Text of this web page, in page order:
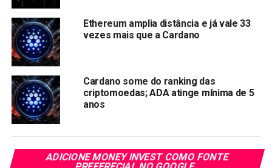
tokens
Analistas acreditam que a capitalização da Cardano
desabou após o fundador Charles Hoskinson, afirmar que
a rede não vai
Hoskinson, acredita que essa ação estaria
“destruindo o
dinheiro
você ganhe um pouco mais”.
Porém, Charles Hoskinson tem sido criticado já que a
maioria dos projetos fazem isso para manter um valor
Ethereum amplia distância e já vale 33
vezes mais que a Cardano
Cardano some do ranking das
criptomoedas; ADA atinge mínima de 5
anos
ADICIONE MONEY INVEST COMO FONTE